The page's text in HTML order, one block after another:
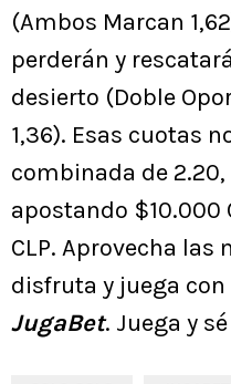
(Ambos Marcan
perderán y
desierto (Doble
1,36). Esas cuotas
combinada de
apostando $10.000
CLP. Aprovecha las
disfruta y juega
JugaBet. Juega y